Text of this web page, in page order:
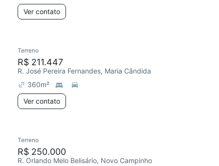
Ver contato
Terreno
R$ 211.447
R. José Pereira Fernandes, Maria Cândida
360m²
Ver contato
Terreno
R$ 250.000
R. Orlando Melo Belisário, Novo Campinho